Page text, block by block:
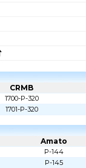
CRMB
1700-P-320
1701-P-320
Amato
P-144
P-145